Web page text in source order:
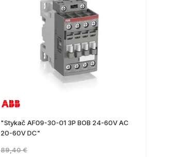
"Stykač AF09-30-01 3P BOB 24-60V AC
20-60V DC"
89,40 €